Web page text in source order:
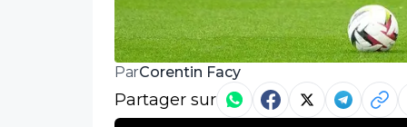
ParCorentin Facy
Partager sur